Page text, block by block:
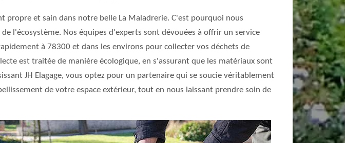
propre et sain dans notre belle La Maladrerie. C'est pourquoi nous
l'écosystème. Nos équipes d'experts sont dévouées à offrir un service
à 78300 et dans les environs pour collecter vos déchets de
est traitée de manière écologique, en s'assurant que les matériaux sont
JH Elagage, vous optez pour un partenaire qui se soucie véritablement
de votre espace extérieur, tout en nous laissant prendre soin de